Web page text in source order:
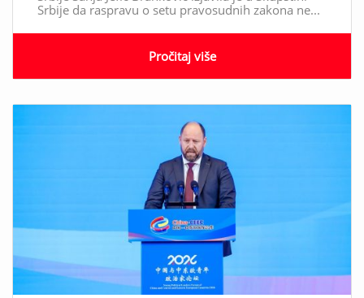
Srbije da raspravu o setu pravosudnih zakona ne...
Pročitaj više